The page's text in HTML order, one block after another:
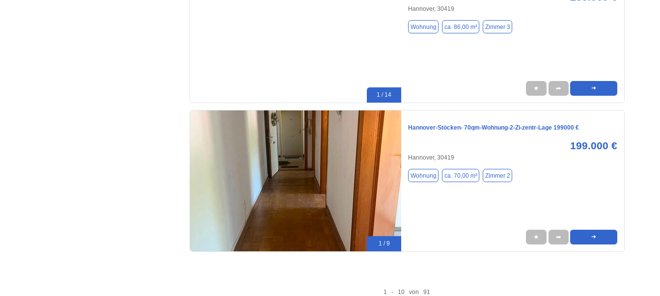
1 / 14
Hannover, 30419
Wohnung ca. 86,00 m² Zimmer 3
★ ➦ ➜
1 / 9
Hannover-Stöcken- 70qm-Wohnung-2-Zi-zentr-Lage 199000 €
199.000 €
Hannover, 30419
Wohnung ca. 70,00 m² Zimmer 2
★ ➦ ➜
1 - 10 von 91